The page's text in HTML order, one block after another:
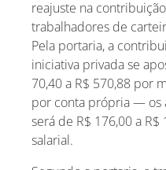
reajuste na
trabalhadores de
Pela portaria, a
iniciativa privada se
70,40 a R$ 570,88 por
por conta própria — os
será de R$ 176,00 a
salarial.